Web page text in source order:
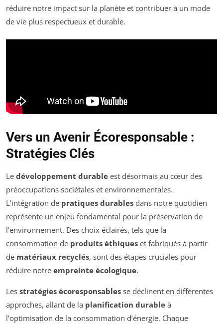
réduire notre impact sur la planète et contribuer à un mode
de vie plus respectueux et durable.
Vers un Avenir Écoresponsable :
Stratégies Clés
Le développement durable est désormais au cœur des
préoccupations sociétales et environnementales.
L’intégration de pratiques durables dans notre quotidien
représente un enjeu fondamental pour la préservation de
l’environnement. Des choix éclairés, tels que la
consommation de produits éthiques et fabriqués à partir
de matériaux recyclés, sont des étapes cruciales pour
réduire notre empreinte écologique.
Les stratégies écoresponsables se déclinent en différentes
approches, allant de la planification durable à
l’optimisation de la consommation d’énergie. Chaque